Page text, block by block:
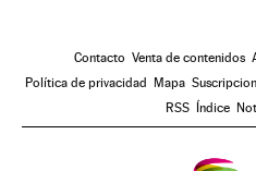
Contacto Venta de contenidos
Política de privacidad
Mapa
RSS
Índice